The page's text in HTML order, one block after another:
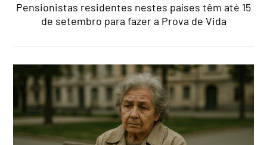
Pensionistas residentes nestes países têm até 15
de setembro para fazer a Prova de Vida